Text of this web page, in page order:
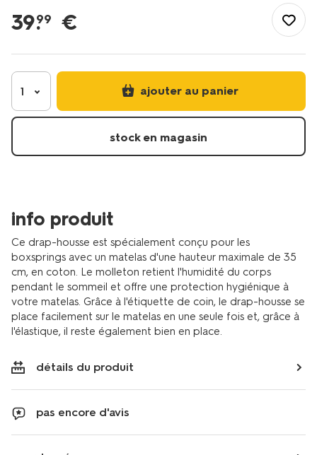
fr/literie/linge-
de-
matelas-
boxspring-
molleton-
5180072.html
39.
99 €
1 ajouter au panier
stock en magasin
info produit
Ce drap-housse est spécialement conçu pour les
boxsprings avec un matelas d'une hauteur maximale de 35
cm, en coton. Le molleton retient l'humidité du corps
pendant le sommeil et offre une protection hygiénique à
votre matelas. Grâce à l'étiquette de coin, le drap-housse se
place facilement sur le matelas en une seule fois et, grâce à
l'élastique, il reste également bien en place.
détails du produit
pas encore d'avis